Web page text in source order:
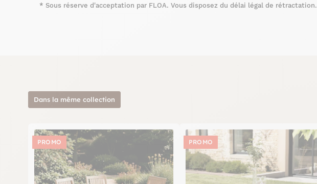
* Sous réserve d'acceptation par FLOA. Vous disposez du délai légal de rétractation.
Dans la même collection
PROMO PROMO